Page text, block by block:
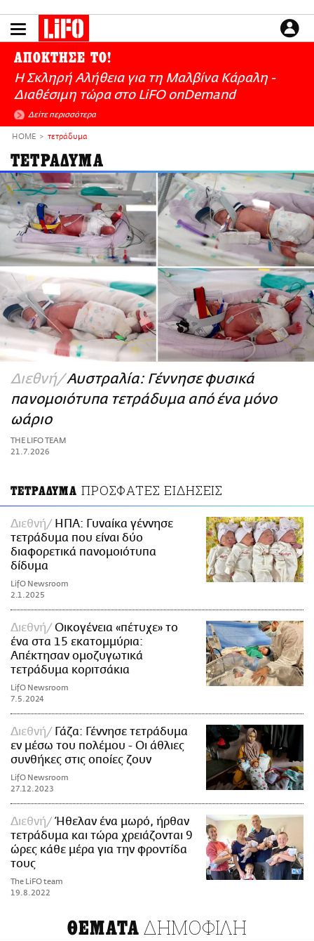
το
LIFO SHOP
NEWSLETTER
ΜΙΚΡΟΠΡΑΓΜΑΤΑ
THE GOOD LIFO
LIFOLAND
CITY GUIDE
ΑΜΠΑ
PRINT
ΕΙΔΗΣΕΙΣ
CULTURE
ΑΠΟΨΕΙΣ
ΤΡΟΠΟΣ ΖΩΗΣ
PODCASTS
Plus
ΑΠΟΚΤΗΣΕ ΤΟ!
Η Σκληρή Αλήθεια για τη Μαλβίνα Κάραλη -
Διαθέσιμη τώρα στo LiFO onDemand
Δείτε περισσότερα
HOME τετράδυμα
ΤΕΤΡΑΔΥΜΑ
Διεθνή Αυστραλία: Γέννησε φυσικά
πανομοιότυπα τετράδυμα από ένα μόνο
ωάριο
THE LIFO TEAM
21.7.2026
ΤΕΤΡΑΔΥΜΑ ΠΡΟΣΦΑΤΕΣ ΕΙΔΗΣΕΙΣ
Διεθνή
ΗΠΑ: Γυναίκα γέννησε
τετράδυμα που είναι δύο
διαφορετικά πανομοιότυπα
δίδυμα
LifO Newsroom
2.1.2025
Διεθνή
Οικογένεια «πέτυχε» το
ένα στα 15 εκατομμύρια:
Απέκτησαν ομοζυγωτικά
τετράδυμα κοριτσάκια
LifO Newsroom
7.5.2024
Διεθνή
Γάζα: Γέννησε τετράδυμα
εν μέσω του πολέμου - Οι άθλιες
συνθήκες στις οποίες ζουν
LifO Newsroom
27.12.2023
Διεθνή
Ήθελαν ένα μωρό, ήρθαν
τετράδυμα και τώρα χρειάζονται 9
ώρες κάθε μέρα για την φροντίδα
τους
The LiFO team
19.8.2022
ΘΕΜΑΤΑ ΔΗΜΟΦΙΛΗ